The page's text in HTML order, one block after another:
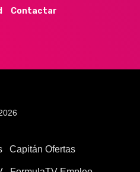
Contactar
Capitán Ofertas